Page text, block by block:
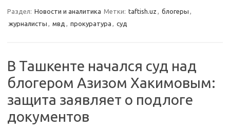
Раздел: Новости и аналитика Метки: taftish.uz , блогеры ,
журналисты , мвд , прокуратура , суд
В Ташкенте начался суд над
блогером Азизом Хакимовым:
защита заявляет о подлоге
документов